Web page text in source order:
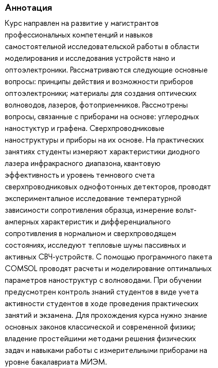
Аннотация
Курс направлен на развитие у магистрантов
профессиональных компетенций и навыков
самостоятельной исследовательской работы в области
моделирования и исследования устройств нано и
оптоэлектроники. Рассматриваются следующие основные
вопросы: принципы действия и возможности приборов
оптоэлектроники; материалы для создания оптических
волноводов, лазеров, фотоприемников. Рассмотрены
вопросы, связанные с приборами на основе: углеродных
наностуктур и графена. Сверхпроводниковые
наноструктуры и приборы на их основе. На практических
занятиях студенты измеряют характеристики диодного
лазера инфракрасного диапазона, квантовую
эффективность и уровень темнового счета
сверхпроводниковых однофотонных детекторов, проводят
экспериментальное исследование температурной
зависимости сопротивления образца, измерение вольт-
амперных характеристик и дифференциального
сопротивления в нормальном и сверхпроводящем
состояниях, исследуют тепловые шумы пассивных и
активных СВЧ-устройств. С помощью программного пакета
COMSOL проводят расчеты и моделирование оптимальных
параметров наноструктур с волноводами. При обучении
предусмотрен контроль знаний студентов в виде учета
активности студентов в ходе проведения практических
занятий и экзамена. Для прохождения курса нужно знание
основных законов классической и современной физики;
владение простейшими методами решения физических
задач и навыками работы с измерительными приборами на
уровне бакалавриата МИЭМ.